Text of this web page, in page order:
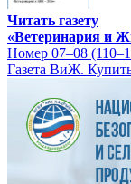
Читать газету
«Ветеринария и
Номер 07–08
Газета ВиЖ.